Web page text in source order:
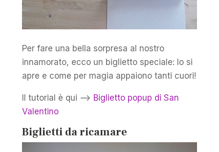
Per fare una bella sorpresa al nostro
innamorato, ecco un biglietto speciale: lo si
apre e come per magia appaiono tanti cuori!
Il tutorial è qui –> Biglietto popup di San
Valentino
Biglietti da ricamare